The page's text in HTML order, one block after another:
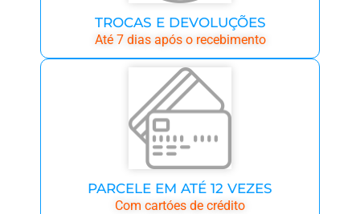
TROCAS E DEVOLUÇÕES
Até 7 dias após o recebimento
PARCELE EM ATÉ 12 VEZES
Com cartóes de crédito